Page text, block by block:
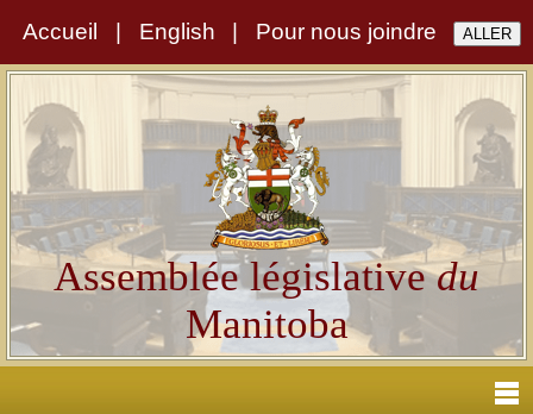
Accueil English Pour nous joindre
Assemblée législativedu
Manitoba